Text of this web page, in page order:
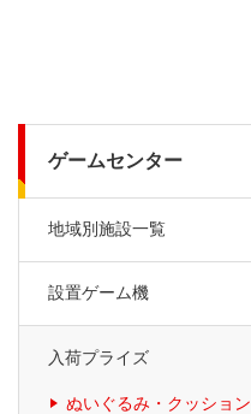
ゲームセンター
地域別施設一覧
設置ゲーム機
入荷プライズ
ぬいぐるみ・クッション